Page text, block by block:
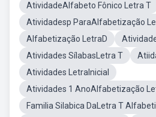
AtividadeAlfabeto Fônico Letra T
Atividadesp ParaAlfabetização
Alfabetização LetraD
Atividades SílabasLetra T
Atividades LetraInicial
Atividades 1 AnoAlfabetização
Familia Silabica DaLetra T